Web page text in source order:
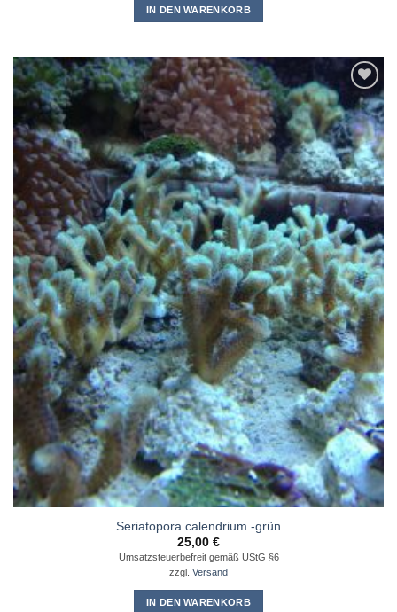
IN DEN WARENKORB
Wunschliste
hinzufügen
Seriatopora calendrium -grün
25,00 €
Umsatzsteuerbefreit gemäß UStG §6
zzgl. Versand
IN DEN WARENKORB